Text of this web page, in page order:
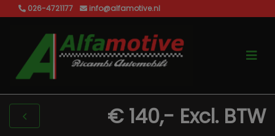
026-4721177 info@alfamotive.nl
€ 140,- Excl. BTW